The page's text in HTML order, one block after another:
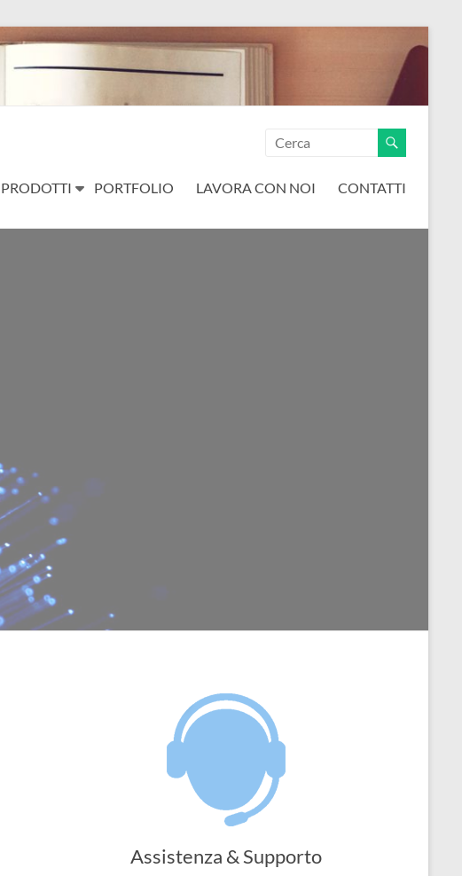
PRODOTTI PORTFOLIO LAVORA CON NOI CONTATTI
Assistenza & Supporto